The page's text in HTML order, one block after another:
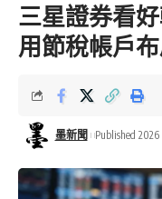
三星證券看
用節稅帳戶
墨新聞 Published